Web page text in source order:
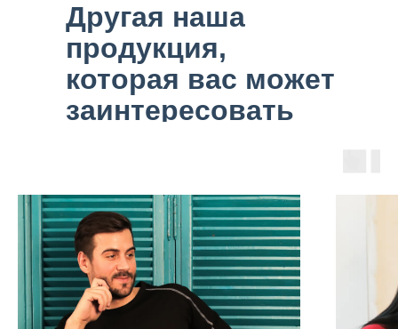
Другая наша
продукция,
которая вас может
заинтересовать